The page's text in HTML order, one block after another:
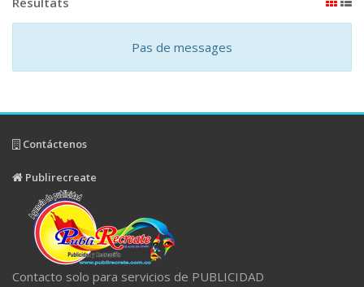
Pas de messages
Contáctenos
Publirecreate
Contacto solo para servicios de PUBLICIDAD